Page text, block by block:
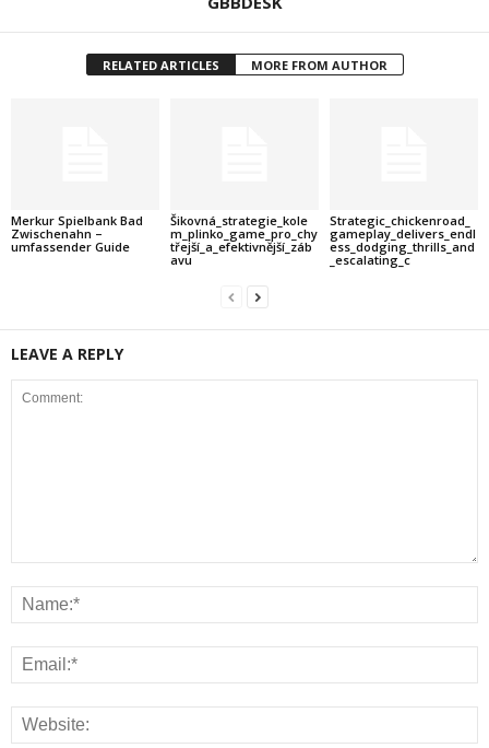
RELATED ARTICLES MORE FROM AUTHOR
Merkur Spielbank Bad
Zwischenahn –
umfassender Guide
Šikovná_strategie_kole
m_plinko_game_pro_chy
třejší_a_efektivnější_záb
avu
Strategic_chickenroad_
gameplay_delivers_endl
ess_dodging_thrills_and
_escalating_c
LEAVE A REPLY